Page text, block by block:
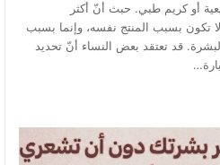
أو كريم طبي. حبث أنّ أكثر
تكون بسبب المنتج نفسه، وإنما بسبب
قد تعتقد بعض النساء أنّ تحديد